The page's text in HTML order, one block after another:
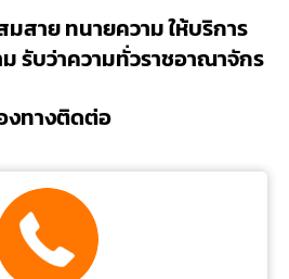
สาย ทนายความ ให้บริการ
รับว่าความทั่วราชอาณาจักร
งทางติดต่อ